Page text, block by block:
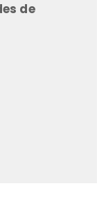
de